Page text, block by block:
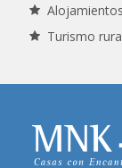
Turismo